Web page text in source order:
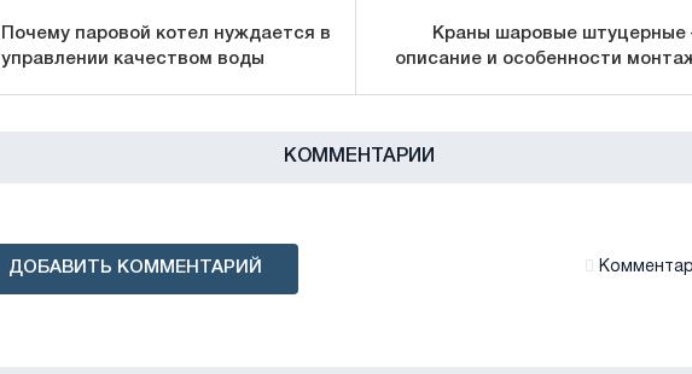
Почему паровой котел нуждается в
управлении качеством воды
Краны шаровые
описание и особенности
КОММЕНТАРИИ
ДОБАВИТЬ КОММЕНТАРИЙ